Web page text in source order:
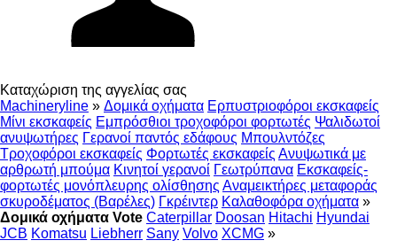
Καταχώριση της αγγελίας σας
Machineryline » Δομικά οχήματα Ερπυστριοφόροι εκσκαφείς
Μίνι εκσκαφείς Εμπρόσθιοι τροχοφόροι φορτωτές Ψαλιδωτοί
ανυψωτήρες Γερανοί παντός εδάφους Μπουλντόζες
Τροχοφόροι εκσκαφείς Φορτωτές εκσκαφείς Ανυψωτικά με
αρθρωτή μπούμα Κινητοί γερανοί Γεωτρύπανα Εκσκαφείς-
φορτωτές μονόπλευρης ολίσθησης Αναμεικτήρες μεταφοράς
σκυροδέματος (Βαρέλες) Γκρέιντερ Καλαθοφόρα οχήματα »
Δομικά οχήματα Vote Caterpillar Doosan Hitachi Hyundai
JCB Komatsu Liebherr Sany Volvo XCMG »